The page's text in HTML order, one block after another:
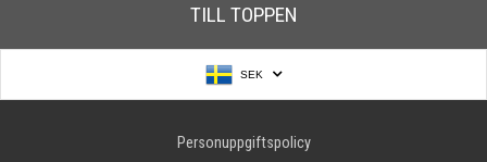
TILL TOPPEN
SEK
Personuppgiftspolicy